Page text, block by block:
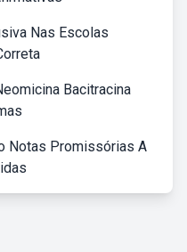
Nas Escolas
Bacitracina
Notas Promissórias A